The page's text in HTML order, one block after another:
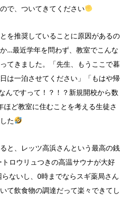
で、ついてきてください
を推奨していることに原因があるの
…最近学年を問わず、教室でこんな
てきました。「先生、もうここで暮
は一泊させてください」「もはや帰
んですって！？！？新規開校から数
ほど教室に住むことを考える生徒さ
た
と、レッツ高浜さんという最高の銭
ロウリュつきの高温サウナが大好
ないし、0時までならスギ薬局さん
て飲食物の調達だって楽々できてし